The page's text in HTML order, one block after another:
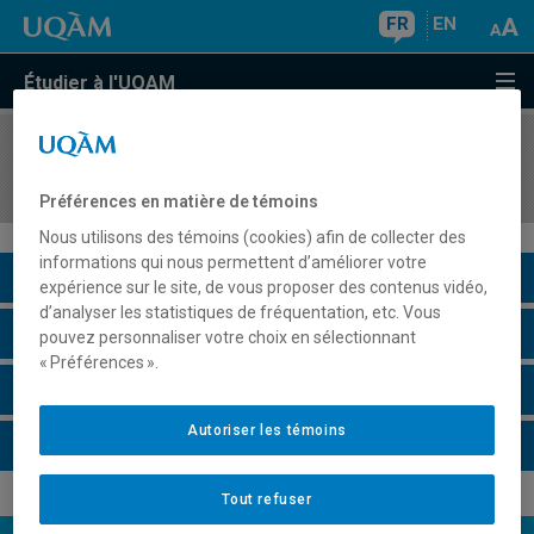
FR EN
Étudier à l'UQAM
COURS//
Description du cours
Horaire - Été 2026
Préférences en matière de témoins
Nous utilisons des témoins (cookies) afin de collecter des
informations qui nous permettent d’améliorer votre
expérience sur le site, de vous proposer des contenus vidéo,
d’analyser les statistiques de fréquentation, etc. Vous
pouvez personnaliser votre choix en sélectionnant
« Préférences ».
Tout refuser
Autoriser les témoins